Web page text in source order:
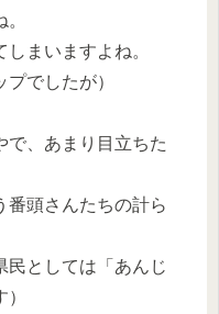
まいますよね。
でしたが）
で、あまり目立ちた
番頭さんたちの計ら
民としては「あんじ